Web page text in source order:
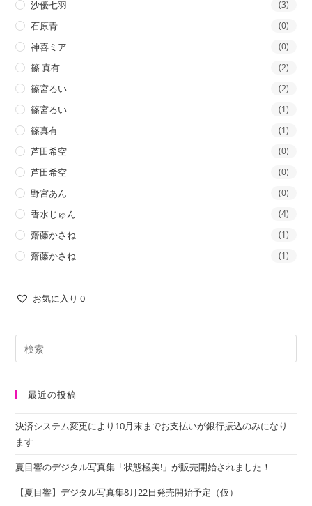
沙優七羽 (3)
石原青 (0)
神喜ミア (0)
篠 真有 (2)
篠宮るい (2)
篠宮るい (1)
篠真有 (1)
芦田希空 (0)
芦田希空 (0)
野宮あん (0)
香水じゅん (4)
齋藤かさね (1)
齋藤かさね (1)
お気に入り 0
最近の投稿
決済システム変更により10月末までお支払いが銀行振込のみになり
ます
夏目響のデジタル写真集「状態極美!」が販売開始されました！
【夏目響】デジタル写真集8月22日発売開始予定（仮）